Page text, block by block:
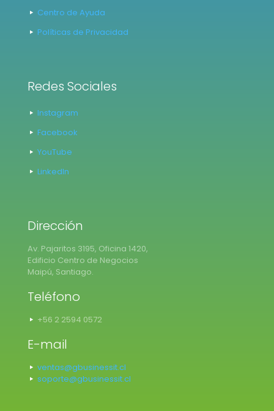
Centro de Ayuda
Políticas de Privacidad
Redes Sociales
Instagram
Facebook
YouTube
LinkedIn
Dirección
Av. Pajaritos 3195, Oficina 1420,
Edificio Centro de Negocios
Maipú, Santiago.
Teléfono
+56 2 2594 0572
E-mail
ventas@gbusinessit.cl
soporte@gbusinessit.cl